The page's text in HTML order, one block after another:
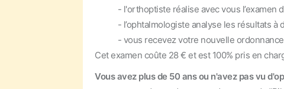
- l'orthoptiste réalise avec vous l’examen
- l’ophtalmologiste analyse les résultats à
- vous recevez votre nouvelle ordonnance
Cet examen coûte 28 € et est 100% pris en
Vous avez plus de 50 ans ou n'avez pas vu